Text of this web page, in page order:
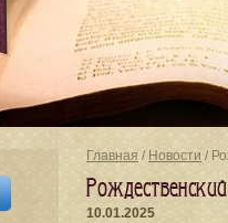
Главная / Новости /
10.01.2025